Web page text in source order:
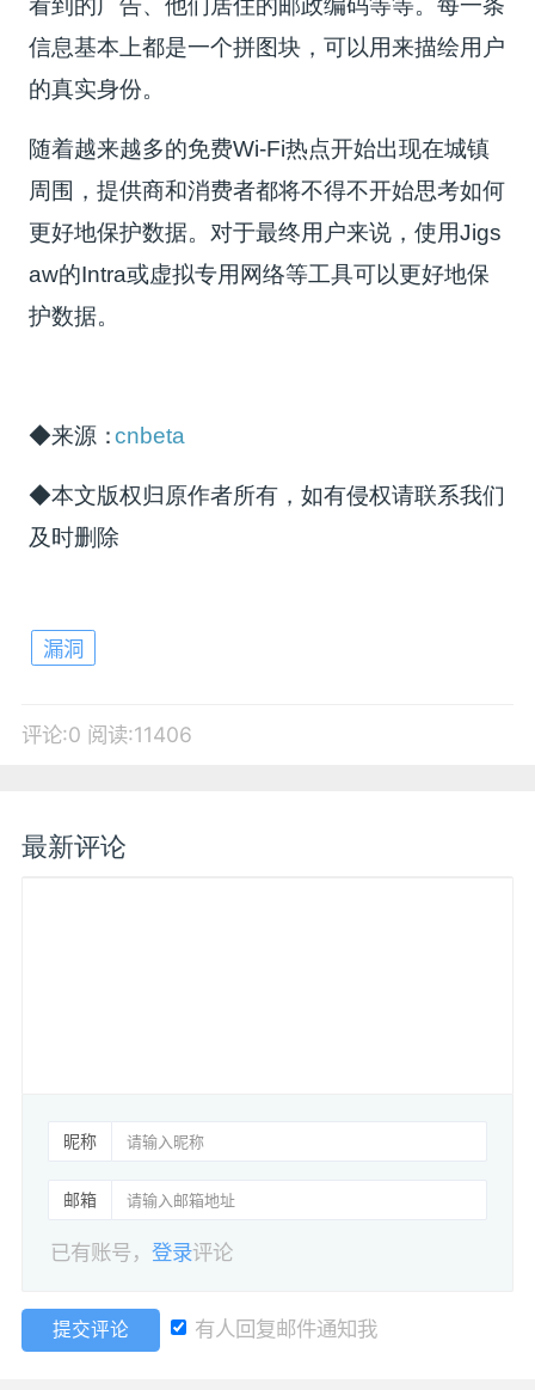
信息基本上都是一个拼图块，可以用来描绘用户
的真实身份。
随着越来越多的免费Wi-Fi热点开始出现在城镇
周围，提供商和消费者都将不得不开始思考如何
更好地保护数据。对于最终用户来说，使用Jigs
aw的Intra或虚拟专用网络等工具可以更好地保
护数据。
◆来源：cnbeta
◆本文版权归原作者所有，如有侵权请联系我们
及时删除
漏洞
评论:0 阅读:11406
最新评论
昵称
邮箱
已有账号，登录评论
提交评论 有人回复邮件通知我